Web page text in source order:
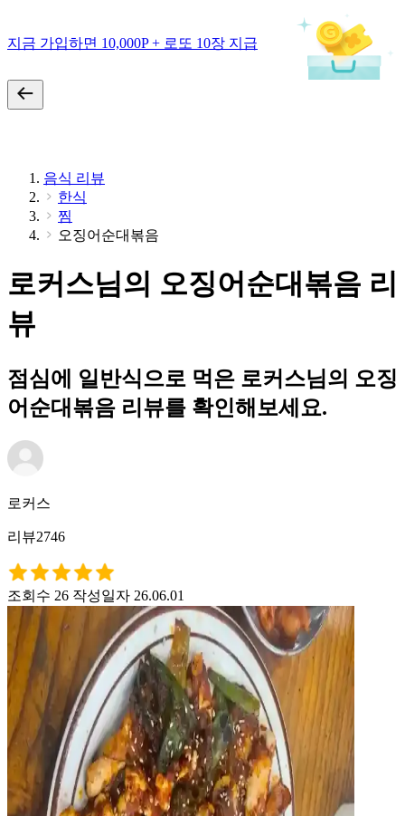
지금 가입하면 10,000P + 로또 10장 지급
음식 리뷰
한식
찜
오징어순대볶음
로커스님의 오징어순대볶음 리
뷰
점심에 일반식으로 먹은 로커스님의 오징
어순대볶음 리뷰를 확인해보세요.
로커스
리뷰2746
조회수 26 작성일자 26.06.01